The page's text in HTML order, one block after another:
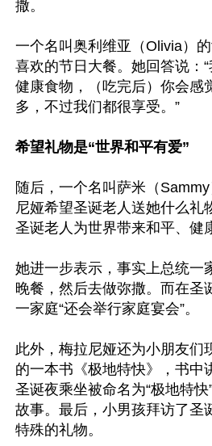
撒。
一个名叫奥利维亚（Olivia）
喜欢的节日大餐。她回答说：
健康食物，（吃完后）你会感
多，不过我们都很享受。”
希望礼物是“世界和平有爱”
随后，一个名叫萨米（
尼娅希望圣诞老人送她什么礼
圣诞老人为世界带来和平、健
她进一步表示，事实上总统一
晚餐，然后去做弥撒。而在圣
一家庭“还会举行家庭宴会”。
此外，梅拉尼娅还为小朋友们
的一本书《极地特快》，书中
圣诞夜乘坐被命名为“极地特
故事。最后，小男孩拜访了圣
特殊的礼物。